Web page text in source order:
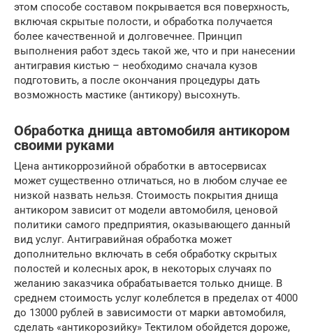
этом способе составом покрывается вся поверхность,
включая скрытые полости, и обработка получается
более качественной и долговечнее. Принцип
выполнения работ здесь такой же, что и при нанесении
антигравия кистью – необходимо сначала кузов
подготовить, а после окончания процедуры дать
возможность мастике (антикору) высохнуть.
Обработка днища автомобиля антикором
своими руками
Цена антикоррозийной обработки в автосервисах
может существенно отличаться, но в любом случае ее
низкой назвать нельзя. Стоимость покрытия днища
антикором зависит от модели автомобиля, ценовой
политики самого предприятия, оказывающего данный
вид услуг. Антигравийная обработка может
дополнительно включать в себя обработку скрытых
полостей и колесных арок, в некоторых случаях по
желанию заказчика обрабатывается только днище. В
среднем стоимость услуг колеблется в пределах от 4000
до 13000 рублей в зависимости от марки автомобиля,
сделать «антикорозийку» Тектилом обойдется дороже,